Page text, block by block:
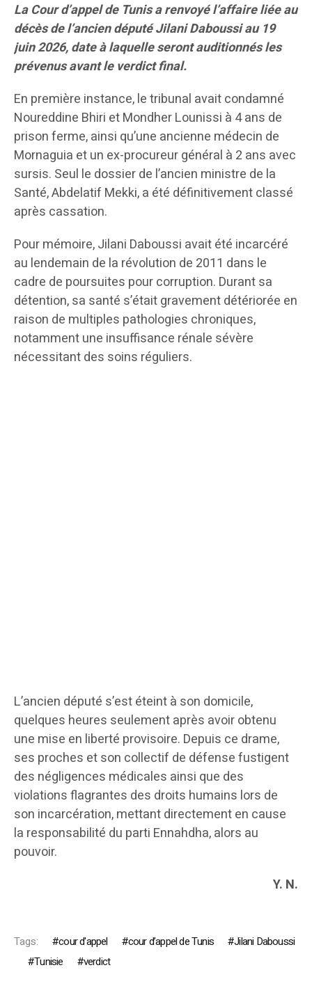
La Cour d’appel de Tunis a renvoyé l’affaire liée au
décès de l’ancien député Jilani Daboussi au 19
juin 2026, date à laquelle seront auditionnés les
prévenus avant le verdict final.
En première instance, le tribunal avait condamné
Noureddine Bhiri et Mondher Lounissi à 4 ans de
prison ferme, ainsi qu’une ancienne médecin de
Mornaguia et un ex-procureur général à 2 ans avec
sursis. Seul le dossier de l’ancien ministre de la
Santé, Abdelatif Mekki, a été définitivement classé
après cassation.
Pour mémoire, Jilani Daboussi avait été incarcéré
au lendemain de la révolution de 2011 dans le
cadre de poursuites pour corruption. Durant sa
détention, sa santé s’était gravement détériorée en
raison de multiples pathologies chroniques,
notamment une insuffisance rénale sévère
nécessitant des soins réguliers.
L’ancien député s’est éteint à son domicile,
quelques heures seulement après avoir obtenu
une mise en liberté provisoire. Depuis ce drame,
ses proches et son collectif de défense fustigent
des négligences médicales ainsi que des
violations flagrantes des droits humains lors de
son incarcération, mettant directement en cause
la responsabilité du parti Ennahdha, alors au
pouvoir.
Y. N.
Tags: cour d'appel cour d’appel de Tunis
Jilani Daboussi
Tunisie
verdict